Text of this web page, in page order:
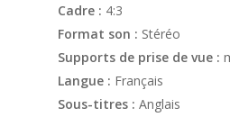
Cadre : 4:3
Format son : Stéréo
Supports de prise de vue :
Langue : Français
Sous-titres : Anglais